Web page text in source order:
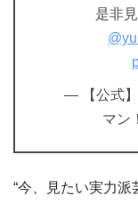
是非
— 【公式
マン
“今、見たい実力派